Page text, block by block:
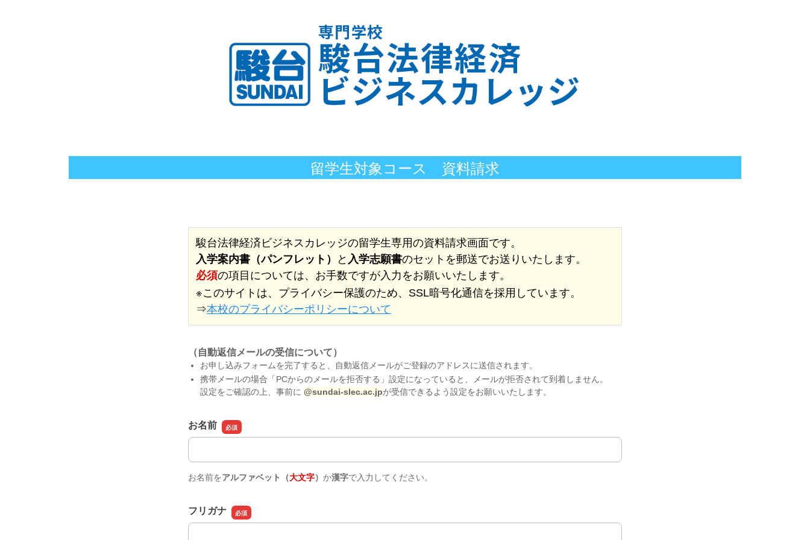
留学生対象コース 資料請求
駿台法律経済ビジネスカレッジの留学生専用の資料請求画面です。
入学案内書（パンフレット）
と 入学志願書のセットを郵送でお送りいたします。
必須の項目については、お手数ですが入力をお願いいたします。
※このサイトは、プライバシー保護のため、SSL暗号化通信を採用しています。
⇒本校のプライバシーポリシーについて
（自動返信メールの受信について）
お申し込みフォームを完了すると、自動返信メールがご登録のアドレスに送信されます。
携帯メールの場合「PCからのメールを拒否する」設定になっていると、メールが拒否されて到着しません。
設定をご確認の上、事前に @sundai-slec.ac.jpが受信できるよう設定をお願いいたします。
お名前
お名前
お名前をアルファベット（大文字） か漢字で入力してください。
フリガナ
フリガナ